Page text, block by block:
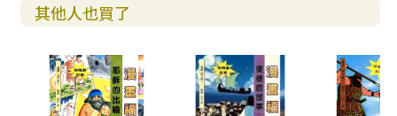
其他人也買了